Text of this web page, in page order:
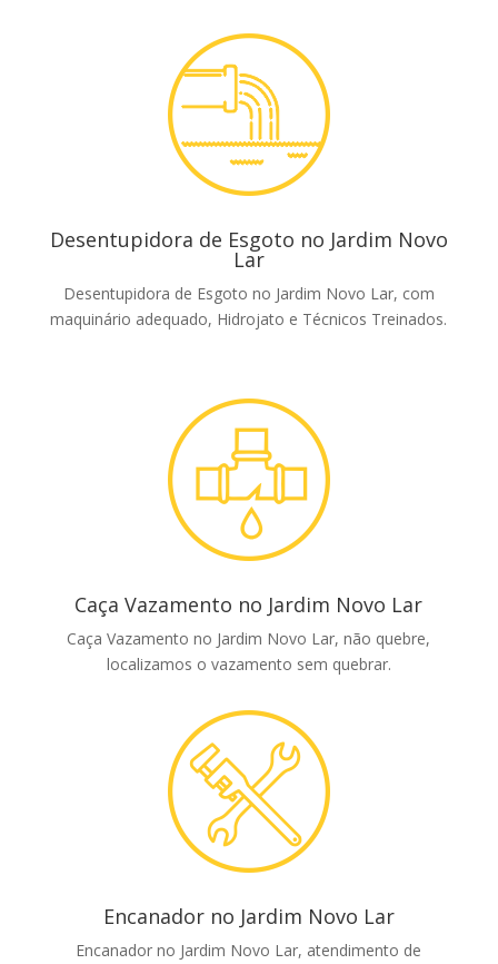
Desentupidora de Esgoto no Jardim Novo
Lar
Desentupidora de Esgoto no Jardim Novo Lar, com
maquinário adequado, Hidrojato e Técnicos Treinados.
Caça Vazamento no Jardim Novo Lar
Caça Vazamento no Jardim Novo Lar, não quebre,
localizamos o vazamento sem quebrar.
Encanador no Jardim Novo Lar
Encanador no Jardim Novo Lar, atendimento de